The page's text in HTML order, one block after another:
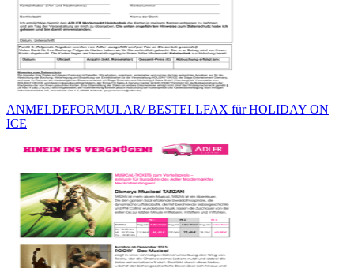
ANMELDEFORMULAR/ BESTELLFAX für HOLIDAY ON
ICE